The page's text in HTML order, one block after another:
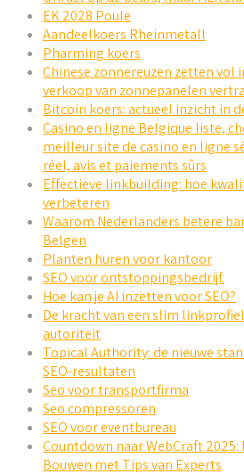
EK 2028 Poule
Aandeelkoers Rheinmetall
Pharming koers
Chinese zonnereuzen zetten vol
verkoop van zonnepanelen
Bitcoin koers: actueel inzicht in
Casino en ligne Belgique liste,
meilleur site de casino en ligne
réel, avis et paiements sûrs
Effectieve linkbuilding: hoe
verbeteren
Waarom Nederlanders betere
Belgen
Planten huren voor kantoor
SEO voor ontstoppingsbedrijf.
Hoe kan je AI inzetten voor SEO?
De kracht van een slim
autoriteit
Topical Authority: de nieuwe
SEO-resultaten
Seo voor transportfirma
Seo compressoren
SEO voor eventbureau
Countdown naar WebCraft 2025:
Bouwen met Tips van Experts